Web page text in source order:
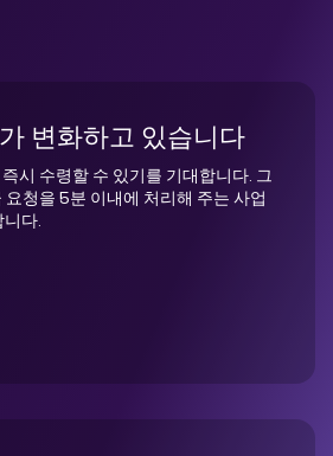
변화하고 있습니다
시 수령할 수 있기를 기대합니다. 그
요청을 5분 이내에 처리해 주는 사업
다.